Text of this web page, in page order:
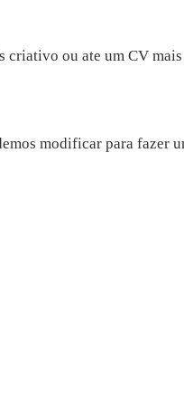
criativo ou ate um CV
modificar para fazer